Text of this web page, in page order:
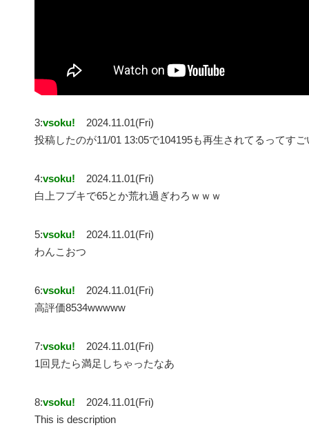
3:vsoku!
2024.11.01(Fri)
投稿したのが11/01 13:05で104195も再生されてるってすご
4:vsoku!
2024.11.01(Fri)
白上フブキで65とか荒れ過ぎわろｗｗｗ
5:vsoku!
2024.11.01(Fri)
わんこおつ
6:vsoku!
2024.11.01(Fri)
高評価8534wwwww
7:vsoku!
2024.11.01(Fri)
1回見たら満足しちゃったなあ
8:vsoku!
2024.11.01(Fri)
This is description